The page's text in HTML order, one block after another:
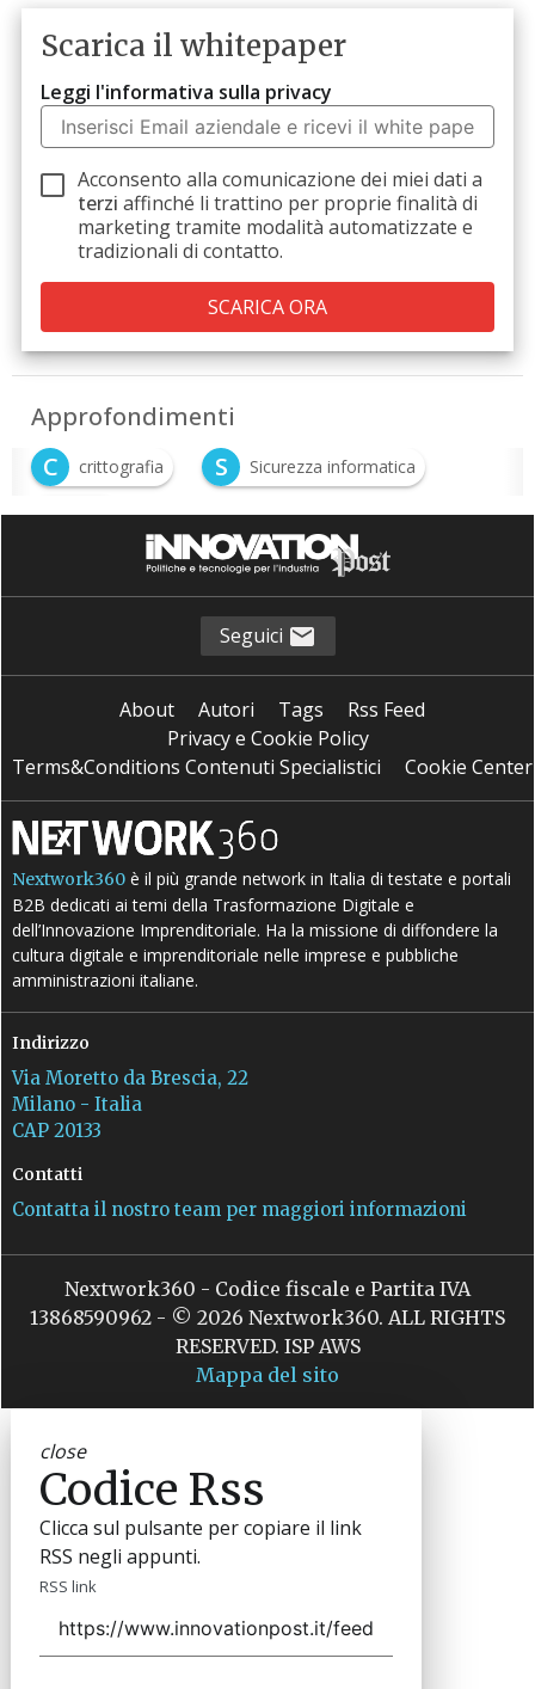
Scarica il whitepaper
Leggi l'informativa sulla privacy
Acconsento alla comunicazione dei miei dati a
terzi affinché li trattino per proprie finalità di
marketing tramite modalità automatizzate e
tradizionali di contatto.
Approfondimenti
C
crittografia S Sicurezza informatica
W WiFi
Seguici
About Autori Tags
Rss Feed
Privacy e Cookie Policy
Terms&Conditions Contenuti Specialistici
Cookie Center
Nextwork360 è il più grande network in Italia di testate e portali
B2B dedicati ai temi della Trasformazione Digitale e
dell’Innovazione Imprenditoriale. Ha la missione di diffondere la
cultura digitale e imprenditoriale nelle imprese e pubbliche
amministrazioni italiane.
Indirizzo
Via Moretto da Brescia, 22
Milano - Italia
CAP 20133
Contatti
Contatta il nostro team per maggiori informazioni
Nextwork360 - Codice fiscale e Partita IVA
13868590962 - © 2026 Nextwork360. ALL RIGHTS
RESERVED. ISP AWS
Mappa del sito
close
Codice Rss
Clicca sul pulsante per copiare il link
RSS negli appunti.
RSS link